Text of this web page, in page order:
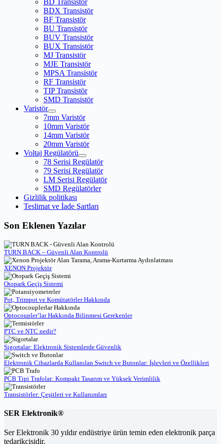
BD Transistör
BDX Transistör
BF Transistör
BU Transistör
BUV Transistör
BUX Transistör
MJ Transistör
MJE Transistör
MPSA Transistör
RF Transistör
TIP Transistör
SMD Transistör
Varistör
7mm Varistör
10mm Varistör
14mm Varistör
20mm Varistör
Voltaj Regülatörü
78 Serisi Regülatör
79 Serisi Regülatör
LM Serisi Regülatör
SMD Regülatörler
Gizlilik politikası
Teslimat ve İade Şartları
Son Eklenen Yazılar
TURN BACK – Güvenli Alan Kontrolü
XENON Projektör
Otopark Geçiş Sistemi
Pot, Trimpot ve Komütatörler Hakkında
Optocoupler’lar Hakkında Bilinmesi Gerekenler
PTC ve NTC nedir?
Sigortalar: Elektronik Sistemlerde Güvenlik
Elektronik Cihazlarda Kullanılan Switch ve Butonlar: İşlevleri ve Özellikleri
PCB Tipi Trafolar: Kompakt Tasarım ve Yüksek Verimlilik
Transistörler: Çeşitleri ve Kullanımları
SER Elektronik®
Ser Elektronik 30 yıldır endüstriye ürün temin eden elektronik parça
tedarikçisidir.